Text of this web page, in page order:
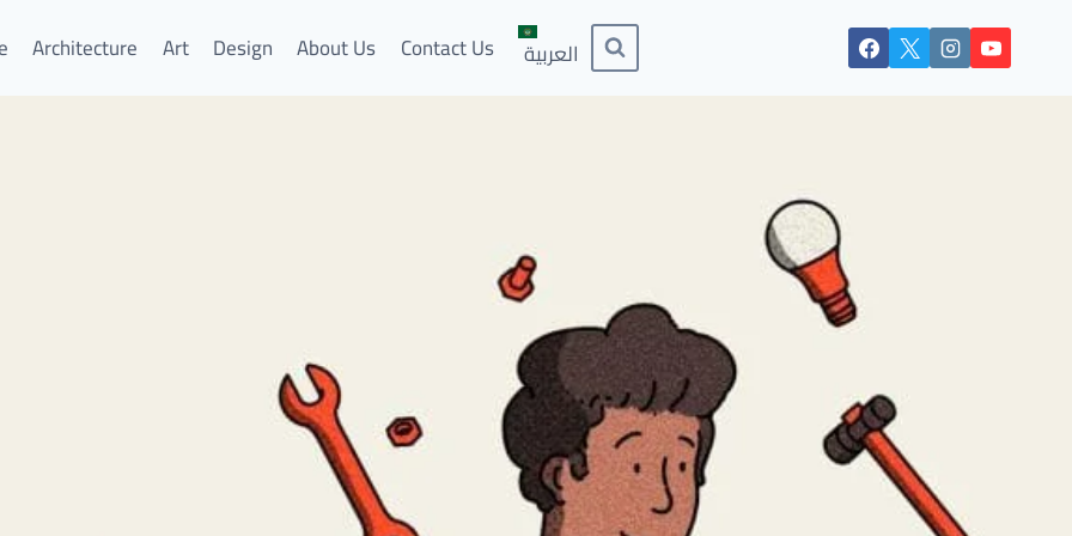
Architecture Art Design About Us Contact Us العربية